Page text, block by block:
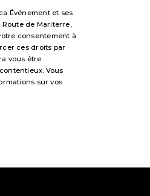
Événement et ses
de Mariterre,
consentement à
ces droits par
vous être
Vous
sur vos